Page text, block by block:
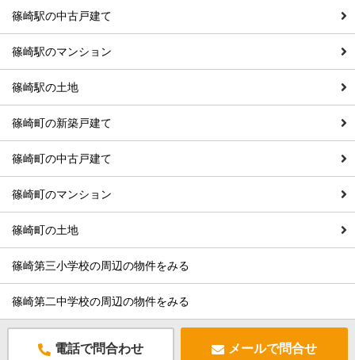
篠崎駅の中古戸建て
篠崎駅のマンション
篠崎駅の土地
篠崎町の新築戸建て
篠崎町の中古戸建て
篠崎町のマンション
篠崎町の土地
篠崎第三小学校の周辺の物件をみる
篠崎第二中学校の周辺の物件をみる
電話で問合わせ メールで問合せ